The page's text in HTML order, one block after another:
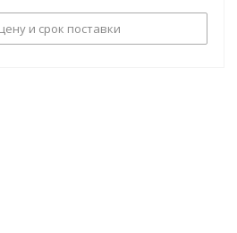
и срок поставки